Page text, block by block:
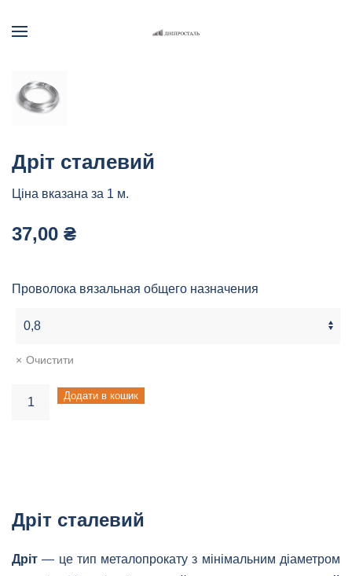
Дріт сталевий
Ціна вказана за 1 м.
37,00 ₴
Проволока вязальная общего назначения
Очистити
Дріт
Додати в кошик
Дріт сталевий
Дріт — це тип металопрокату з мінімальним діаметром